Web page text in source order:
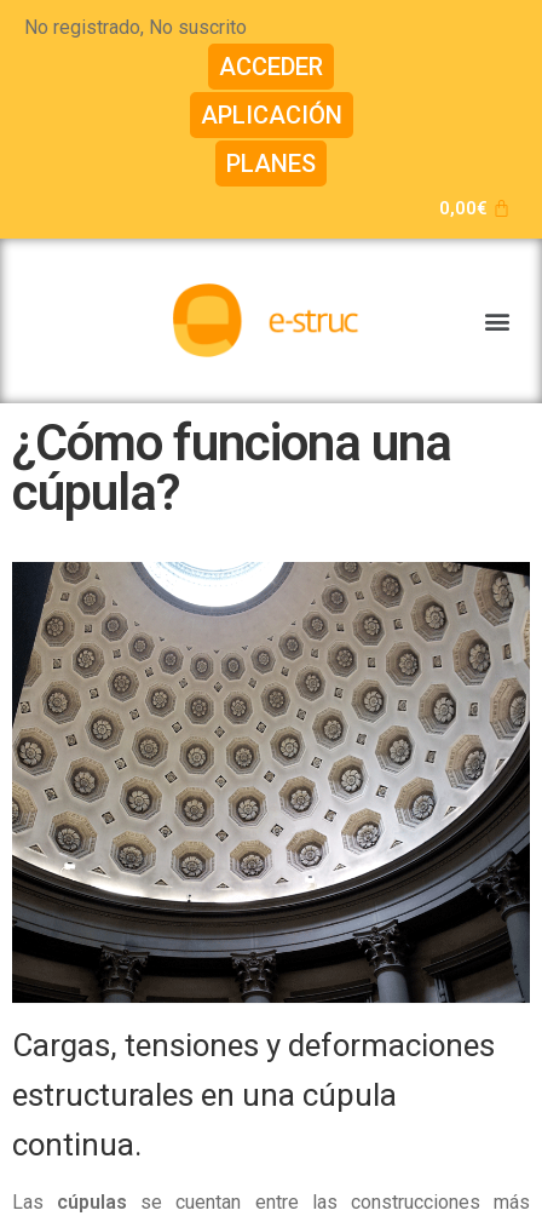
No registrado, No suscrito
ACCEDER
APLICACIÓN
PLANES
0,00€
¿Cómo funciona una
cúpula?
Cargas, tensiones y deformaciones
estructurales en una cúpula
continua.
Las cúpulas se cuentan entre las construcciones más